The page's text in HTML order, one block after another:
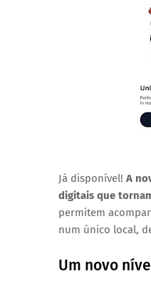
Já disponível! A
digitais que
permitem
num único local,
Um novo